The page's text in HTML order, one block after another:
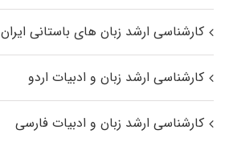
کارشناسی ارشد زبان‌ های باستانی ایران
کارشناسی ارشد زبان و ادبیات اردو
کارشناسی ارشد زبان و ادبیات فارسی